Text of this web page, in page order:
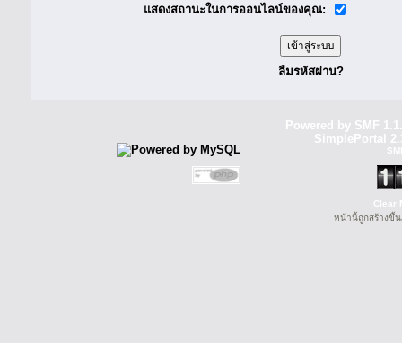
แสดงสถานะในการออนไลน์ของคุณ:
ลืมรหัสผ่าน?
Powered by SMF
SimplePortal
Clear
หน้านี้ถูกสร้างขึ้น